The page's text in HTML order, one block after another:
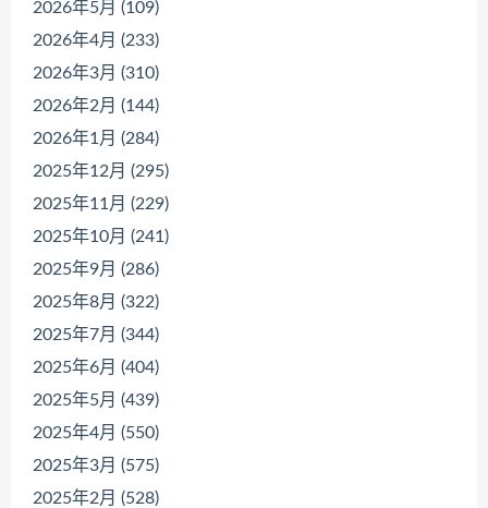
2026年5月 (109)
2026年4月 (233)
2026年3月 (310)
2026年2月 (144)
2026年1月 (284)
2025年12月 (295)
2025年11月 (229)
2025年10月 (241)
2025年9月 (286)
2025年8月 (322)
2025年7月 (344)
2025年6月 (404)
2025年5月 (439)
2025年4月 (550)
2025年3月 (575)
2025年2月 (528)